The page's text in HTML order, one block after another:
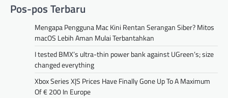
Pos-pos Terbaru
Mengapa Pengguna Mac Kini Rentan Serangan Siber? Mitos
macOS Lebih Aman Mulai Terbantahkan
I tested BMX’s ultra-thin power bank against UGreen’s; size
changed everything
Xbox Series X|S Prices Have Finally Gone Up To A Maximum
Of € 200 In Europe